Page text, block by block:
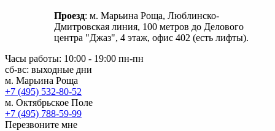
Проезд: м. Марьина Роща, Люблинско-
Дмитровская линия, 100 метров до Делового
центра "Джаз", 4 этаж, офис 402 (есть лифты).
Часы работы: 10:00 - 19:00 пн-пн
сб-вс: выходные дни
м. Марьина Роща
+7 (495) 532-80-52
м. Октябрьское Поле
+7 (495) 788-59-99
Перезвоните мне